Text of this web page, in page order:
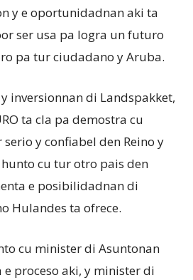
y e oportunidadnan aki ta
ser usa pa logra un futuro
pa tur ciudadano y Aruba.
inversionnan di Landspakket,
ta cla pa demostra cu
y confiabel den Reino y
cu tur otro pais den
e posibilidadnan di
Hulandes ta ofrece.
cu minister di Asuntonan
proceso aki, y minister di